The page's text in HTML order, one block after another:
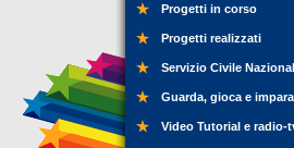
Progetti in corso
Progetti realizzati
Servizio Civile
Guarda, gioca e impara
Video Tutorial e radio-